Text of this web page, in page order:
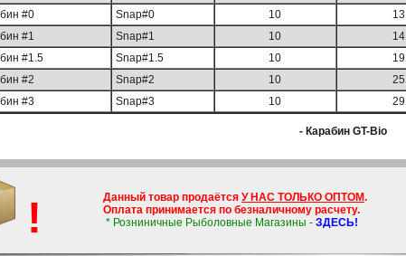
#0
Snap#0 10
#1
Snap#1 10
#1.5
Snap#1.5 10
#2
Snap#2 10
#3
Snap#3 10
- Карабин GT-Bio
! Данный товар продаётся У НАС ТОЛЬКО ОПТОМ.
Оплата принимается по безналичному расчету.
* Розниничные Рыболовные Магазины - ЗДЕСЬ!